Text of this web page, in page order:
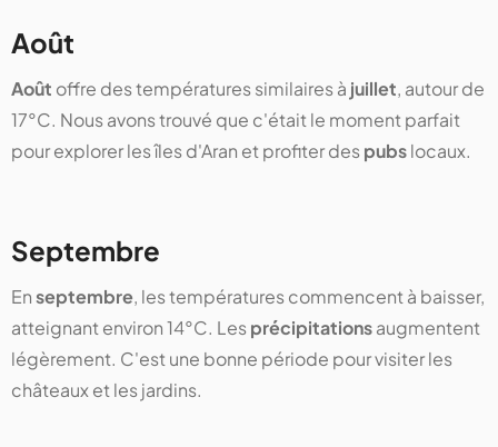
Août
Août offre des températures similaires à juillet, autour de
17°C. Nous avons trouvé que c'était le moment parfait
pour explorer les îles d'Aran et profiter despubslocaux.
Septembre
Enseptembre, les températures commencent à baisser,
atteignant environ 14°C. Lesprécipitationsaugmentent
légèrement. C'est une bonne période pour visiter les
châteaux et les jardins.